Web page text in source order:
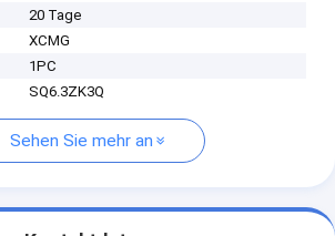
20 Tage
XCMG
1PC
SQ6.3ZK3Q
Sehen Sie mehr an